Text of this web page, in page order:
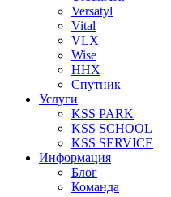
Versatyl
Vital
VLX
Wise
ННХ
Спутник
Услуги
KSS PARK
KSS SCHOOL
KSS SERVICE
Информация
Блог
Команда